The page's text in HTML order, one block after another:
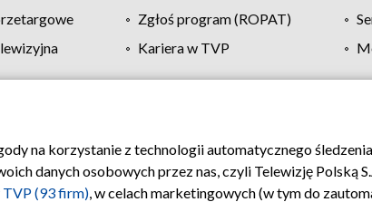
Zgłoś program (ROPAT)
Kariera w TVP
Polityka prywatności Moje zgody Pomoc
na korzystanie z technologii automatycznego
danych osobowych przez nas, czyli Telewizję Polską
TVP (93 firm), w celach marketingowych (w tym do